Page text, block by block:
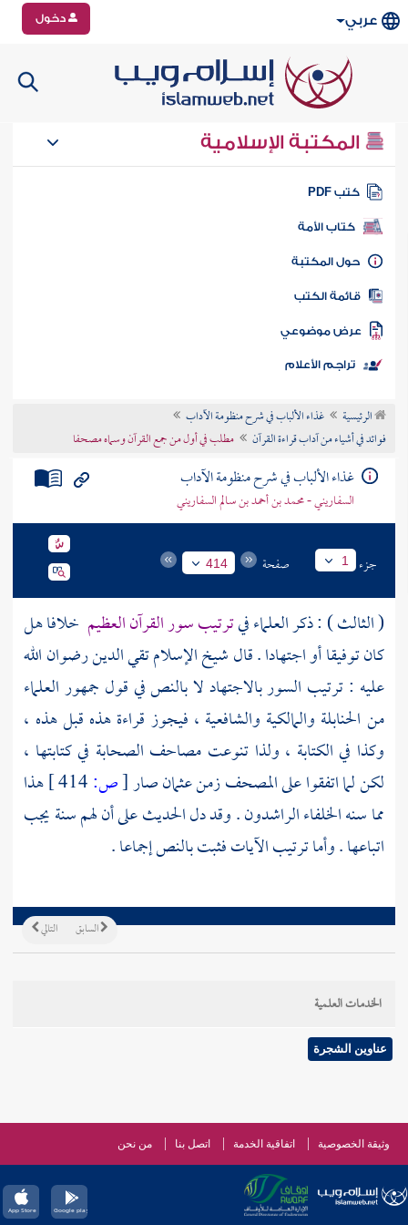
عربي دخول
المكتبة الإسلامية
كتب PDF
كتاب الأمة
المكتبة
الكتب
موضوعي
تراجم الأعلام
الرئيسية
غذاء الألباب في شرح منظومة الآداب
فوائد في أشياء من آداب قراءة القرآن
مطلب في أول من جمع القرآن وسماه مصحفا
غذاء الألباب في شرح منظومة الآداب
السفاريني - محمد بن أحمد بن سالم السفاريني
جزء 1 صفحة 414
( الثالث ) : ذكر العلماء فيترتيب سور القرآن العظيم خلافا هل
كان توفيقا أو اجتهادا . قالشيخ الإسلام تقي الدينرضوان الله
عليه : ترتيب السور بالاجتهاد لا بالنص في قول جمهور العلماء
من الحنابلة والمالكية والشافعية ، فيجوز قراءة هذه قبل هذه ،
وكذا في الكتابة ، ولذا تنوعت مصاحف الصحابة في كتابتها ،
لكن لما اتفقوا على المصحف زمنعثمانصار[ص:
هذا
مما سنه الخلفاء الراشدون . وقد دل الحديث على أن لهم سنة يجب
اتباعها . وأما ترتيب الآيات فثبت بالنص إجماعا .
التالي السابق
الخدمات العلمية
عناوين الشجرة
وثيقة الخصوصية اتفاقية الخدمة اتصل بنا من نحن